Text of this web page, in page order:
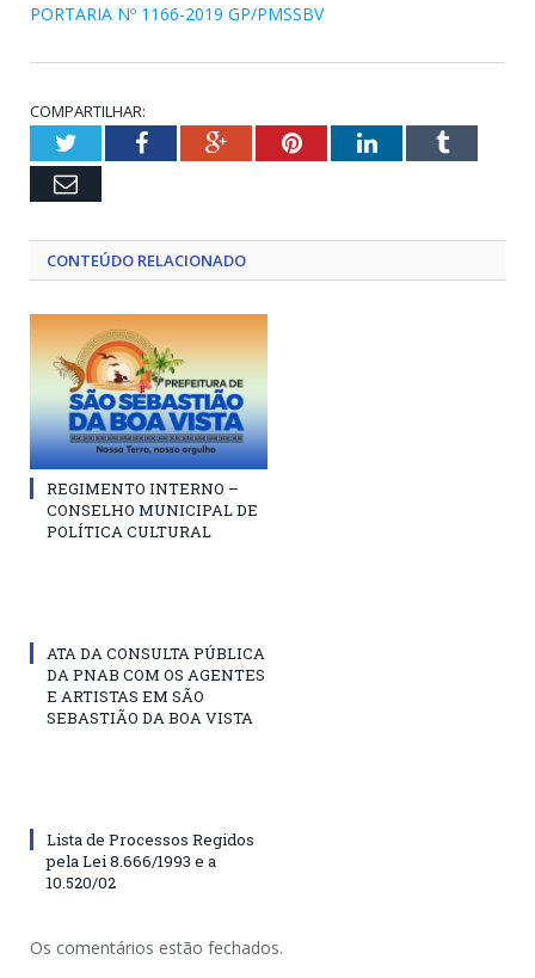
PORTARIA Nº 1166-2019 GP/PMSSBV
COMPARTILHAR:
TwitterFacebookGoogle+PinterestLinkedInTumblr
Email
CONTEÚDO RELACIONADO
REGIMENTO INTERNO –
CONSELHO MUNICIPAL DE
POLÍTICA CULTURAL
ATA DA CONSULTA PÚBLICA
DA PNAB COM OS AGENTES
E ARTISTAS EM SÃO
SEBASTIÃO DA BOA VISTA
Lista de Processos Regidos
pela Lei 8.666/1993 e a
10.520/02
Os comentários estão fechados.